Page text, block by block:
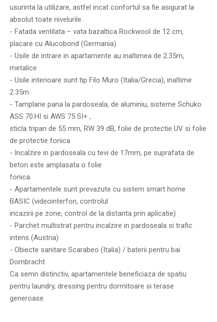
usurinta la utilizare, astfel incat confortul sa fie asigurat la
absolut toate nivelurile.
- Fatada ventilata – vata bazaltica Rockwool de 12 cm,
placare cu Alucobond (Germania)
- Usile de intrare in apartamente au inaltimea de 2.35m,
metalice
- Usile interioare sunt tip Filo Muro (Italia/Grecia), inaltime
2.35m
- Tamplarie pana la pardoseala, de aluminiu, sisteme Schuko
ASS 70.HI si AWS 75 SI+ ,
sticla tripan de 55 mm, RW 39 dB, folie de protectie UV si folie
de protectie fonica
- Incalzire in pardoseala cu tevi de 17mm, pe suprafata de
beton este amplasata o folie
fonica.
- Apartamentele sunt prevazute cu sistem smart home
BASIC (videointerfon, controlul
incazirii pe zone, control de la distanta prin aplicatie)
- Parchet multistrat pentru incalzire in pardoseala si trafic
intens (Austria)
- Obiecte sanitare Scarabeo (Italia) / baterii pentru bai
Dornbracht
Ca semn distinctiv, apartamentele beneficiaza de spatiu
pentru laundry, dressing pentru dormitoare si terase
generoase.